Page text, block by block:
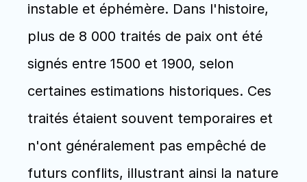
instable et éphémère. Dans l'histoire,
plus de 8 000 traités de paix ont été
signés entre 1500 et 1900, selon
certaines estimations historiques. Ces
traités étaient souvent temporaires et
n'ont généralement pas empêché de
futurs conflits, illustrant ainsi la nature